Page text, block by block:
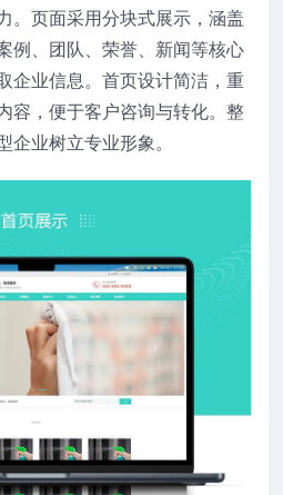
。页面采用分块式展示，涵盖
例、团队、荣誉、新闻等核心
企业信息。首页设计简洁，重
容，便于客户咨询与转化。整
业树立专业形象。